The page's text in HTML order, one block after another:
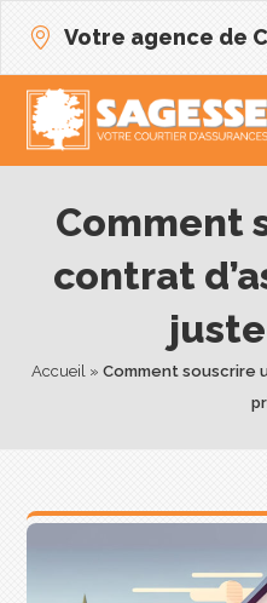
Votre agence de
Comment
contrat
Accueil » Comment souscrire